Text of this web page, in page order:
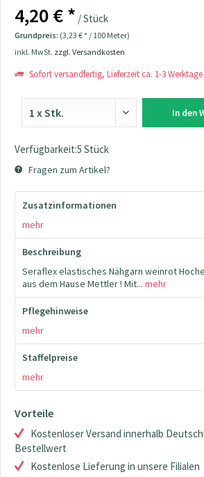
4,20 € * / Stück
Grundpreis: (3,23 € * / 100 Meter)
inkl. MwSt. zzgl. Versandkosten
Sofort versandfertig, Lieferzeit ca. 1-3 Werktage
In den
Verfügbarkeit:5 Stück
Fragen zum Artikel?
Zusatzinformationen
mehr
Beschreibung
Seraflex elastisches Nähgarn weinrot
aus dem Hause Mettler ! Mit... mehr
Pflegehinweise
mehr
Staffelpreise
mehr
Vorteile
Kostenloser Versand innerhalb
Bestellwert
Kostenlose Lieferung in unsere Filialen